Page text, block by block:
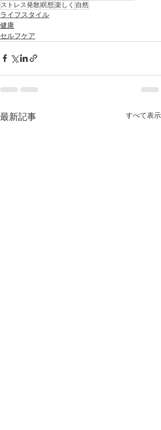
ストレス発散瞑想 楽しく 自然
ライフスタイル
健康
セルフケア
最新記事 すべて表示